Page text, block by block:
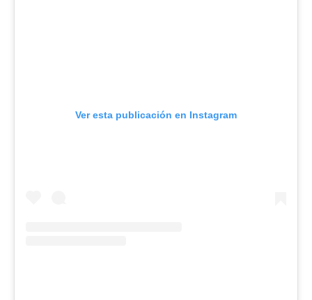
Ver esta publicación en Instagram